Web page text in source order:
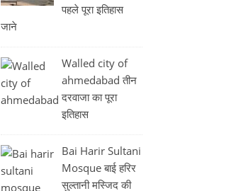
पहले पूरा इतिहास
जाने
Walled city of
ahmedabad तीन
दरवाजा का पूरा
इतिहास
Bai Harir Sultani
Mosque बाई हरिर
सुल्तानी मस्जिद की